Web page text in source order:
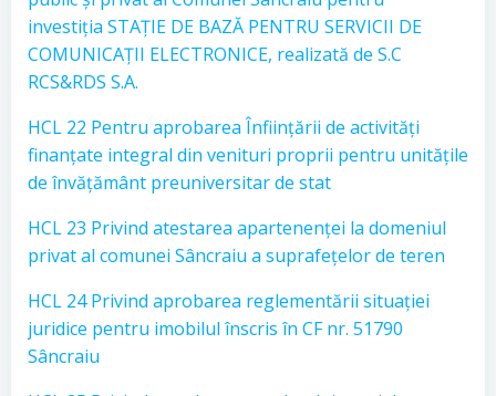
investiția STAȚIE DE BAZĂ PENTRU SERVICII DE
COMUNICAȚII ELECTRONICE, realizată de S.C
RCS&RDS S.A.
HCL 22 Pentru aprobarea Înființării de activități
finanțate integral din venituri proprii pentru unitățile
de învățământ preuniversitar de stat
HCL 23 Privind atestarea apartenenței la domeniul
privat al comunei Sâncraiu a suprafețelor de teren
HCL 24 Privind aprobarea reglementării situației
juridice pentru imobilul înscris în CF nr. 51790
Sâncraiu